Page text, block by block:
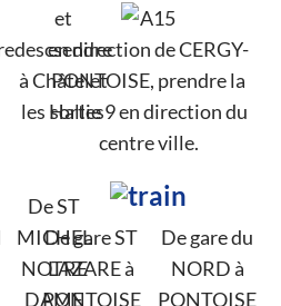
et
descsendre
à Châtelet
les Halles
De ST
MICHEL
NOTRE
DAME
en direction de CERGY-
PONTOISE, prendre la
sortie 9 en direction du
centre ville.
De gare ST
LAZARE à
PONTOISE
De gare du
NORD à
PONTOISE